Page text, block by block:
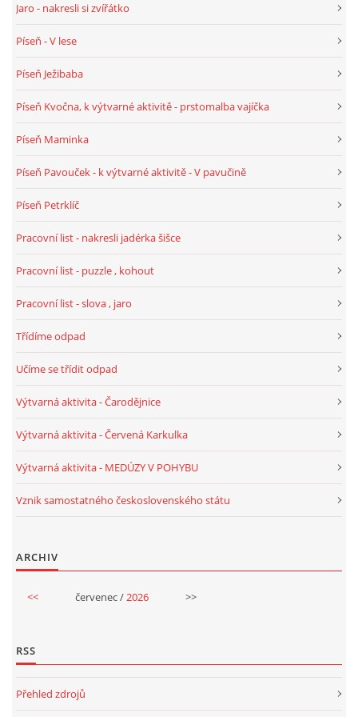
HÁDANKY K TÉMATU JARO, LÉTO, PODZIM,ZIMA
BÁSNĚ K TÉMATU JARO
PÍSNĚ K TÉMATU LÉTO
POHYBOVÉ AKTIVITY NA TÉMA LÉTO
BÁSNĚ K TÉMATU PODZIM
Jaro - nakresli si zvířátko
Píseň - V lese
Píseň Ježibaba
Píseň Kvočna, k výtvarné aktivitě - prstomalba vajíčka
Píseň Maminka
Píseň Pavouček - k výtvarné aktivitě - V pavučině
Píseň Petrklíč
Pracovní list - nakresli jadérka šišce
Pracovní list - puzzle , kohout
Pracovní list - slova , jaro
Třídíme odpad
Učíme se třídit odpad
Výtvarná aktivita - Čarodějnice
Výtvarná aktivita - Červená Karkulka
Výtvarná aktivita - MEDÚZY V POHYBU
Vznik samostatného československého státu
ARCHIV
<< červenec /2026 >>
RSS
Přehled zdrojů